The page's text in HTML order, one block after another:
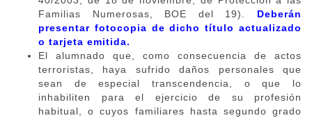
Familias Numerosas, BOE del 19). Deberán
presentar fotocopia de dicho título actualizado
o tarjeta emitida.
El alumnado que, como consecuencia de actos
terroristas, haya sufrido daños personales que
sean de especial transcendencia, o que lo
inhabiliten para el ejercicio de su profesión
habitual, o cuyos familiares hasta segundo grado